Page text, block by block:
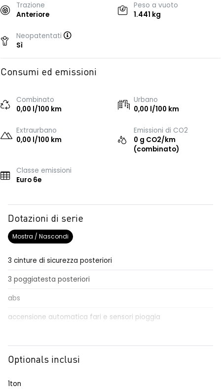
Trazione
Anteriore
Peso a vuoto
1.441 kg
Neopatentati
Sì
Consumi ed emissioni
Combinato
0,00 l/100 km
Urbano
0,00 l/100 km
Extraurbano
0,00 l/100 km
Emissioni di CO2
0 g CO2/km
(combinato)
Classe emissioni
Euro 6e
Dotazioni di serie
Mostra / Nascondi
3 cinture di sicurezza posteriori
3 poggiatesta posteriori
abs
accensione automatica fari e sensori pioggia
Aggiornamento del sistema, incluso per 5 anni
Optionals inclusi
1ton